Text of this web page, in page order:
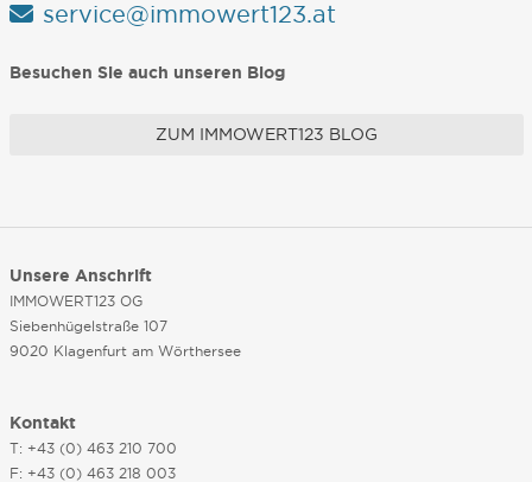
service@immowert123.at
Besuchen Sie auch unseren Blog
ZUM IMMOWERT123 BLOG
Unsere Anschrift
IMMOWERT123 OG
Siebenhügelstraße 107
9020 Klagenfurt am Wörthersee
Kontakt
T: +43 (0) 463 210 700
F: +43 (0) 463 218 003